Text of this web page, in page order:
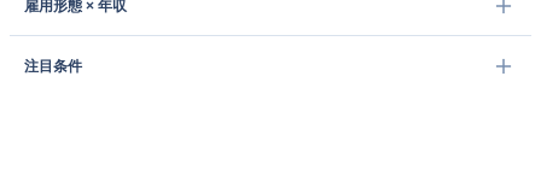
雇用形態 × 年収
注目条件